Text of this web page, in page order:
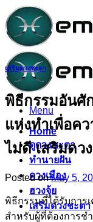
Skip
to
content
Menu
Home
ดูดวงชะตา
ทำนายฝัน
ดวงเมือง
ฮวงจุ้ย
เสริมดวงชะตา
เสริมดวงชะตา
พิธีกรรมอันศั
แห่งทำเพื่อค
ไม่ดี เสริมดว
Posted onMay 5,
พิธีกรรมที่ได้รับการ
สำหรับผู้ที่ต้องการช